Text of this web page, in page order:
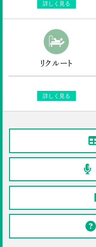
詳しく見る
リクルート
詳しく見る